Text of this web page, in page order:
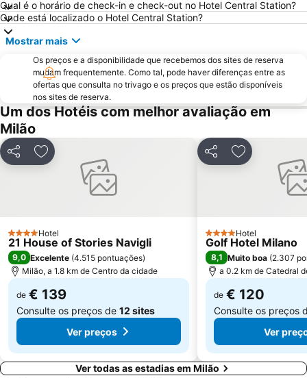
Porta Garibaldi
Porta Venezia
Galeria Vittorio Emanuele II
Porto Como
FieraMilano
Museo del Duomo di Milano
Funicolare di Città Alta
Teatro Sociale Como
Garibaldi Metro Station
Boccaleone
Teatro dal Verme
Via Montenapoleone
San Siro Ippodromo Metro Station
Stazione Milano Lambrate
Castelo Sforzeco
Porta Genova
Zara Metro Station
Moscova Metro Station
Duomo Metro Station
Qual é o horário de check-in e check-out no Hotel Central Station?
Onde está localizado o Hotel Central Station?
Mostrar mais
Os preços e a disponibilidade que recebemos dos sites de reserva
mudam frequentemente. Como tal, pode haver diferenças entre as
ofertas que consulta no trivago e os preços que estão disponíveis
nos sites de reserva.
Um dos Hotéis com melhor avaliação em
Milão
PartilharAdicionar aos favoritos
4 Estrelas
Hotel
21 House of Stories Navigli
9,0 Excelente (4.515 pontuações)
Milão, a 1.8 km de Centro da cidade
de € 139
Consulte os preços de 12 sites
Ver preços
PartilharAdicionar
4 Estrelas
Hotel
Golf Hotel Milano
8,1 Muito boa (2.307
a 0.2 km de Catedral
de € 120
Consulte os preços
Ver
Ver todas as estadias em Milão